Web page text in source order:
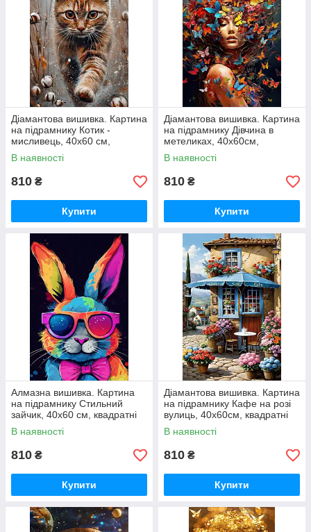
Діамантова вишивка. Картина
на підрамнику Котик -
мисливець, 40х60 см,
квадратні стрази
В наявності
810 ₴
Купити
Діамантова вишивка. Картина
на підрамнику Дівчина в
метеликах, 40х60см,
квадратні стрази
В наявності
810 ₴
Купити
Алмазна вишивка. Картина
на підрамнику Стильний
зайчик, 40х60 см, квадратні
стрази
В наявності
810 ₴
Купити
Діамантова вишивка. Картина
на підрамнику Кафе на розі
вулиць, 40х60см, квадратні
стрази
В наявності
810 ₴
Купити